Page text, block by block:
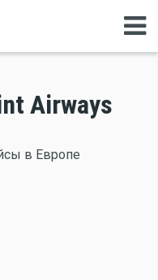
Airways
в Европе